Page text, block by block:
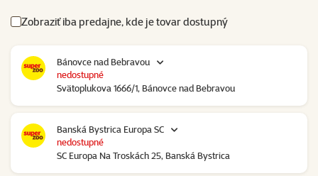
Zobraziť iba predajne, kde je tovar dostupný
Bánovce nad Bebravou
Svätoplukova 1666/1, Bánovce nad Bebravou
nedostupné
Banská Bystrica Europa SC
SC Europa Na Troskách 25, Banská Bystrica
nedostupné